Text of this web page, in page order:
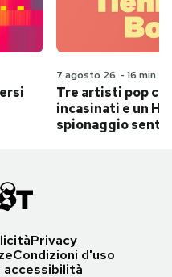
7 agosto 26 - 16 min
Tre artisti pop
incasinati e un
spionaggio
Privacy
Condizioni d'uso
accessibilità